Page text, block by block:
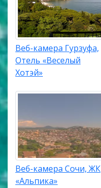
Веб-камера Гурзуфа,
Отель «Веселый
Хотэй»
Веб-камера Сочи, ЖК
«Альпика»